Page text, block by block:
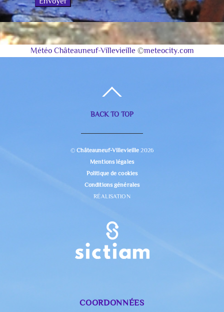
Météo Châteauneuf-Villevieille ©meteocity.com
BACK TO TOP
©Châteauneuf-Villevieille 2026
Mentions légales
Politique de cookies
Conditions générales
RÉALISATION
COORDONNÉES